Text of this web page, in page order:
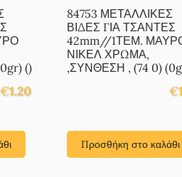
()
€1.20
84753 ΜΕΤΑΛΛΙΚΕΣ
ΒΙΔΕΣ ΓΙΑ ΤΣΑΝΤΕΣ
42mm//1ΤΕΜ.
ΝΙΚΕΛ ΧΡΩΜΑ,
,ΣΥΝΘΕΣΗ , (74 0)
€
Προσθήκη στο καλάθι